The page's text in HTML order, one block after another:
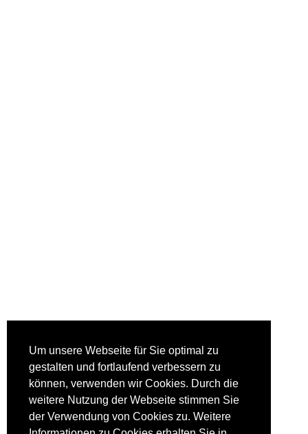
Um unsere Webseite für Sie optimal zu
gestalten und fortlaufend verbessern zu
können, verwenden wir Cookies. Durch die
weitere Nutzung der Webseite stimmen Sie
der Verwendung von Cookies zu. Weitere